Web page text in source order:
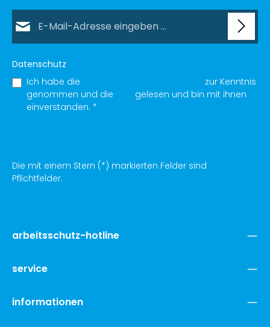
Datenschutz
Ich habe die
zur Kenntnis
genommen und die
gelesen und bin mit ihnen
einverstanden. *
Die mit einem Stern (*) markierten Felder sind
Pflichtfelder.
arbeitsschutz-hotline
service
informationen